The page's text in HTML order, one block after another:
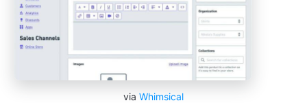
via Whimsical